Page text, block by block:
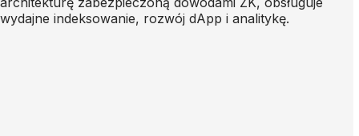
wydajne indeksowanie, rozwój dApp i analitykę.